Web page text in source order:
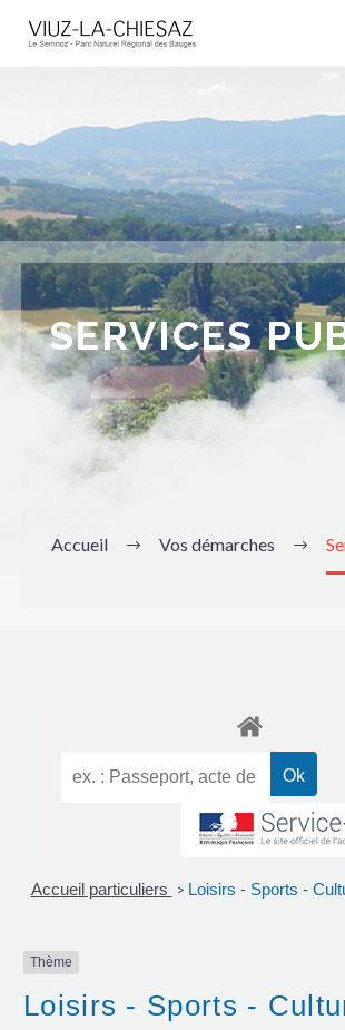
SERVICES
Accueil Vos démarches
Accueil particuliers > Loisirs - Sports -
Thème
Loisirs - Sports -